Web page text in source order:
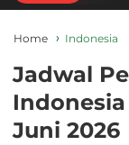
Home Indonesia
Jadwal
Juni 2026